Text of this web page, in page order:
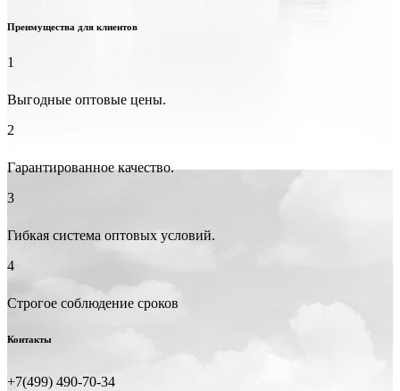
Преимущества для клиентов
1
Выгодные оптовые цены.
2
Гарантированное качество.
3
Гибкая система оптовых условий.
4
Строгое соблюдение сроков
Контакты
+7(499) 490-70-34